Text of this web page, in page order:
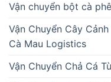
Vận chuyển bột cà
Vận Chuyển Cây
Cà Mau Logistics
Vận Chuyển Chả Cá